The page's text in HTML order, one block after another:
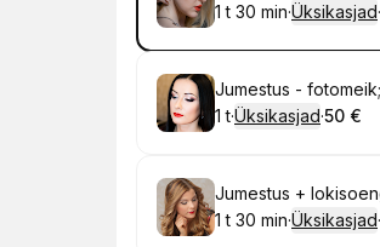
. Kestus:
1 t 30 min·Üksikasjad·
Broneeri
Jumestus -
. Kestus:
1 t·Üksikasjad·
.Hind
50 €
Broneeri
Jumestus +
. Kestus:
1 t 30 min·Üksikasjad·